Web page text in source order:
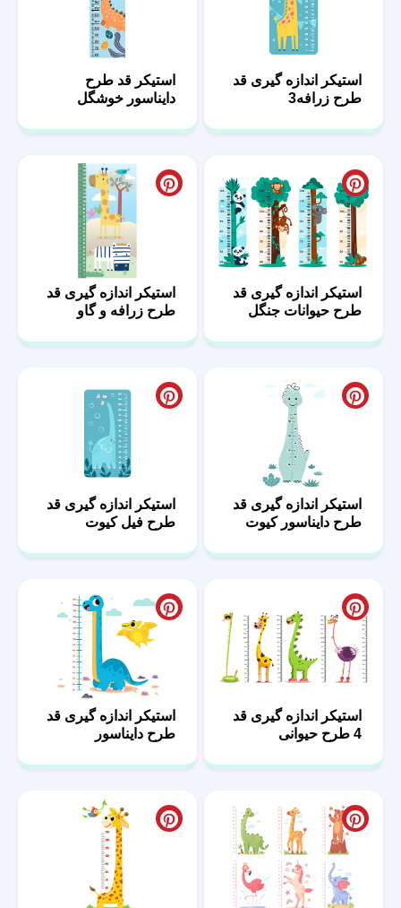
استیکر اندازه گیری قد
طرح زرافه3
استیکر قد طرح
دایناسور خوشگل
استیکر اندازه گیری قد
طرح حیوانات جنگل
استیکر اندازه گیری قد
طرح زرافه و گاو
استیکر اندازه گیری قد
طرح دایناسور کیوت
استیکر اندازه گیری قد
طرح فیل کیوت
استیکر اندازه گیری قد
4 طرح حیوانی
استیکر اندازه گیری قد
طرح دایناسور